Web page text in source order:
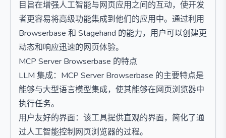
目旨在增强人工智能与网页应用之间的互动，使开发
者更容易将高级功能集成到他们的应用中。通过利用
Browserbase 和 Stagehand 的能力，用户可以创建更
动态和响应迅速的网页体验。
MCP Server Browserbase 的特点
LLM 集成：MCP Server Browserbase 的主要特点是
能够与大型语言模型集成，使其能够在网页浏览器中
执行任务。
用户友好的界面：该工具提供直观的界面，简化了通
过人工智能控制网页浏览器的过程。